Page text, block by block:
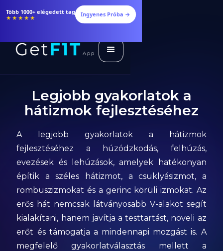
Több 1000+ elégedett tag
★★★★★ Ingyenes Próba →
Legjobb gyakorlatok a
hátizmok fejlesztéséhez
A legjobb gyakorlatok a hátizmok
fejlesztéséhez a húzódzkodás, felhúzás,
evezések és lehúzások, amelyek hatékonyan
építik a széles hátizmot, a csuklyásizmot, a
rombuszizmokat és a gerinc körüli izmokat. Az
erős hát nemcsak látványosabb V-alakot segít
kialakítani, hanem javítja a testtartást, növeli az
erőt és támogatja a mindennapi mozgást is. A
megfelelő gyakorlatválasztás mellett a